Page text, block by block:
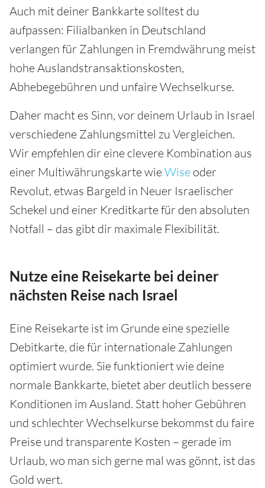
Auch mit deiner Bankkarte solltest du
aufpassen: Filialbanken in Deutschland
verlangen für Zahlungen in Fremdwährung meist
hohe Auslandstransaktionskosten,
Abhebegebühren und unfaire Wechselkurse.
Daher macht es Sinn, vor deinem Urlaub in Israel
verschiedene Zahlungsmittel zu Vergleichen.
Wir empfehlen dir eine clevere Kombination aus
einer Multiwährungskarte wieWise oder
Revolut, etwas Bargeld in Neuer Israelischer
Schekel und einer Kreditkarte für den absoluten
Notfall – das gibt dir maximale Flexibilität.
Nutze eine Reisekarte bei deiner
nächsten Reise nach Israel
Eine Reisekarte ist im Grunde eine spezielle
Debitkarte, die für internationale Zahlungen
optimiert wurde. Sie funktioniert wie deine
normale Bankkarte, bietet aber deutlich bessere
Konditionen im Ausland. Statt hoher Gebühren
und schlechter Wechselkurse bekommst du faire
Preise und transparente Kosten – gerade im
Urlaub, wo man sich gerne mal was gönnt, ist das
Gold wert.